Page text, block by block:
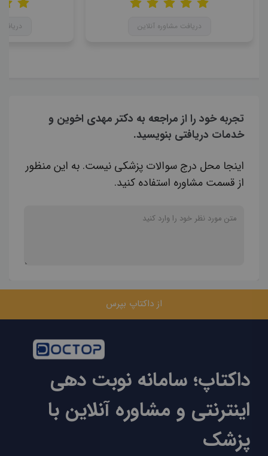
دریافت مشاوره آنلاین
تجربه خود را از مراجعه به دکتر مهدی اخوین و
خدمات دریافتی بنویسید.
اینجا محل درج سوالات پزشکی نیست. به این منظور
از قسمت مشاوره استفاده کنید.
از داکتاپ بپرس
داکتاپ؛ سامانه نوبت دهی
اینترنتی و مشاوره آنلاین با
پزشک